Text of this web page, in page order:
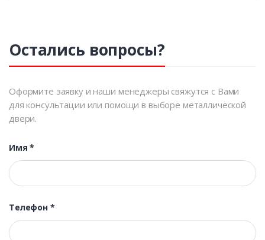
Остались вопросы?
Оформите заявку и наши менеджеры свяжутся с Вами
для консультации или помощи в выборе металлической
двери.
Имя*
Телефон *